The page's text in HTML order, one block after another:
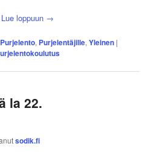
Lue loppuun →
Purjelento, Purjelentäjille,Yleinen |
la 22.
sodik.fi